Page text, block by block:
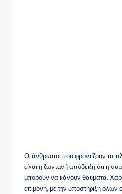
Οι άνθρωποι που φροντίζουν τα
είναι η ζωντανή απόδειξη ότι η
μπορούν να κάνουν θαύματα.
επιμονή, με την υποστήριξη όλων